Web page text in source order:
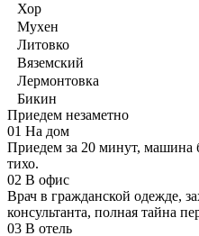
Хор
Мухен
Литовко
Вяземский
Лермонтовка
Бикин
Приедем незаметно
01 На дом
Приедем за 20 минут, машина
тихо.
02 В офис
Врач в гражданской одежде,
консультанта, полная тайна
03 В отель